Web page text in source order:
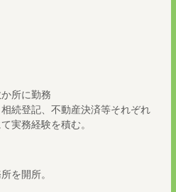
所に勤務
続登記、不動産決済等それぞれ
実務経験を積む。
を開所。